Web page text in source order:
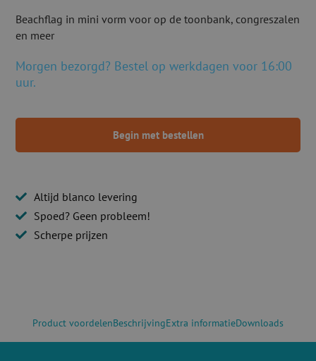
Beachflag in mini vorm voor op de toonbank, congreszalen
en meer
Morgen bezorgd? Bestel op werkdagen voor 16:00
uur.
Begin met bestellen
Altijd blanco levering
Spoed? Geen probleem!
Scherpe prijzen
Product voordelenBeschrijvingExtra informatieDownloads